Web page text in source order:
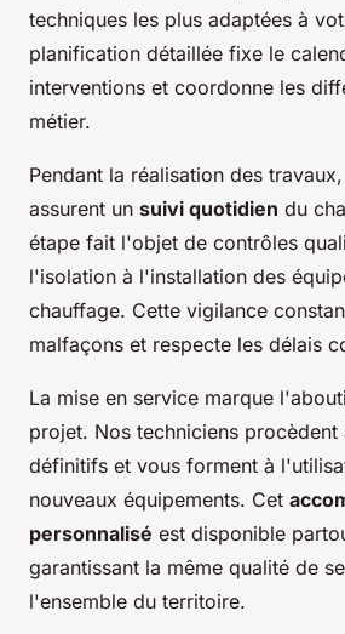
techniques les plus adaptées à
planification détaillée fixe le
interventions et coordonne les
métier.
Pendant la réalisation des
assurent un suivi quotidien du
étape fait l'objet de contrôles
l'isolation à l'installation des
chauffage. Cette vigilance
malfaçons et respecte les délais
La mise en service marque
projet. Nos techniciens procèdent
définitifs et vous forment à
nouveaux équipements. Cet
personnalisé est disponible
garantissant la même qualité de
l'ensemble du territoire.